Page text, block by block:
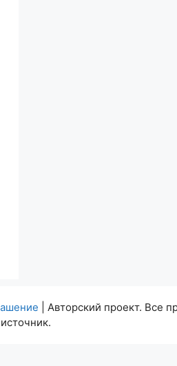
| Авторский проект. Все